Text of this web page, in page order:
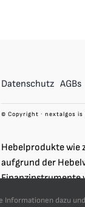
Datenschutz AGBs
© Copyright ∙ nextalgos
Hebelprodukte wie
aufgrund der
Finanzinstrumente
dazu